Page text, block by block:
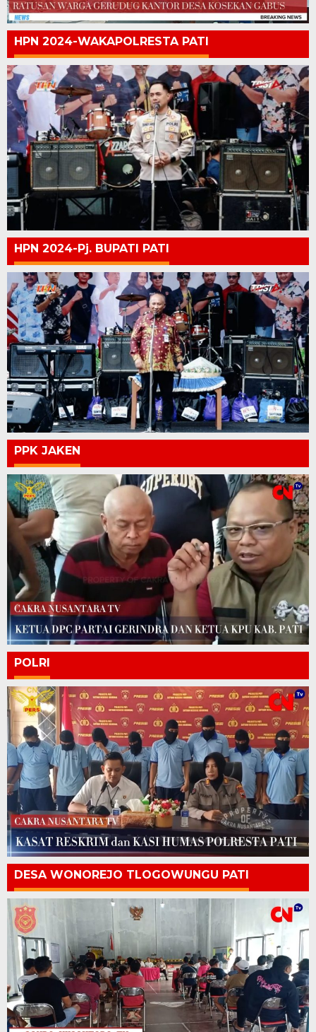
HPN 2024-WAKAPOLRESTA PATI
HPN 2024-Pj. BUPATI PATI
PPK JAKEN
POLRI
DESA WONOREJO TLOGOWUNGU PATI